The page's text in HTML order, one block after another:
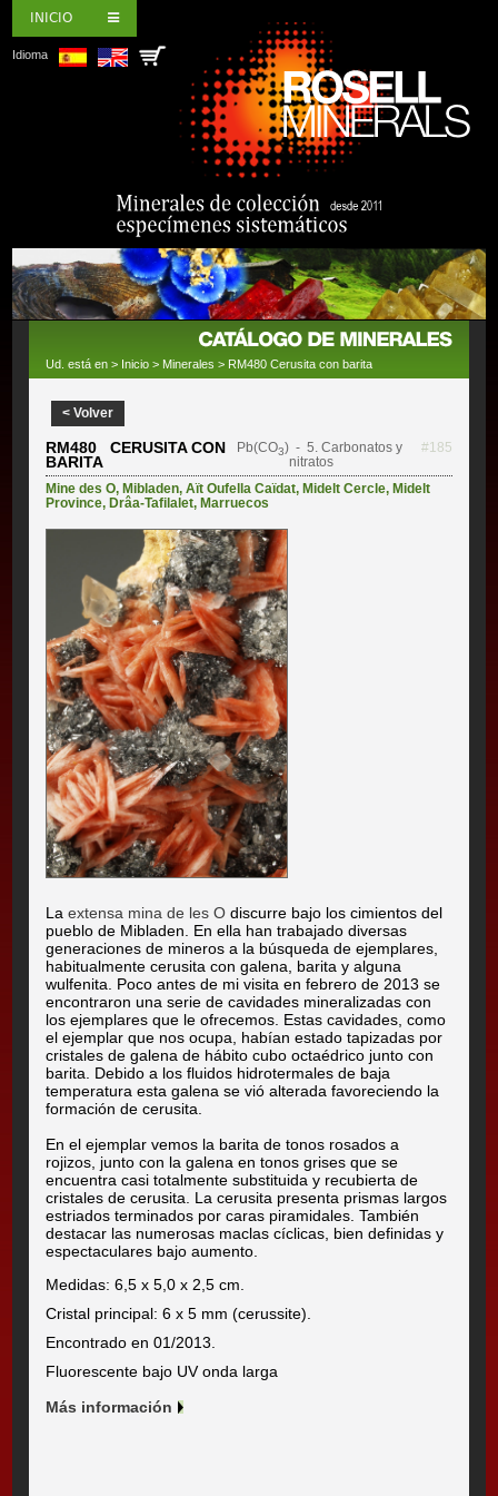
INICIO
Idioma
Ud. está en > Inicio > Minerales > RM480 Cerusita con barita
< Volver
RM480 CERUSITA CON
BARITA
Pb(CO3) - 5. Carbonatos y
nitratos
#185
Mine des O, Mibladen,Aït Oufella Caïdat, Midelt Cercle, Midelt
Province, Drâa-Tafilalet, Marruecos
Laextensa mina de les O discurre bajo los cimientos del
pueblo de Mibladen. En ella han trabajado diversas
generaciones de mineros a la búsqueda de ejemplares,
habitualmente cerusita con galena, barita y alguna
wulfenita. Poco antes de mi visita en febrero de 2013 se
encontraron una serie de cavidades mineralizadas con
los ejemplares que le ofrecemos. Estas cavidades, como
el ejemplar que nos ocupa, habían estado tapizadas por
cristales de galena de hábito cubo octaédrico junto con
barita. Debido a los fluidos hidrotermales de baja
temperatura esta galena se vió alterada favoreciendo la
formación de cerusita.
En el ejemplar vemos la barita de tonos rosados a
rojizos, junto con la galena en tonos grises que se
encuentra casi totalmente substituida y recubierta de
cristales de cerusita. La cerusita presenta prismas largos
estriados terminados por caras piramidales. También
destacar las numerosas maclas cíclicas, bien definidas y
espectaculares bajo aumento.
Medidas: 6,5 x 5,0 x 2,5 cm.
Cristal principal: 6 x 5 mm (cerussite).
Encontrado en 01/2013.
Fluorescente bajo UV onda larga
Más información